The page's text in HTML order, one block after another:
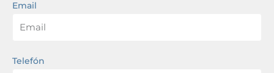
Email
Telefón